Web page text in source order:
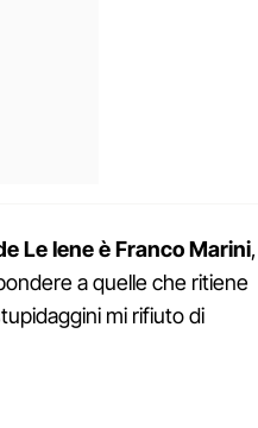
Le Iene è Franco Marini,
a quelle che ritiene
mi rifiuto di